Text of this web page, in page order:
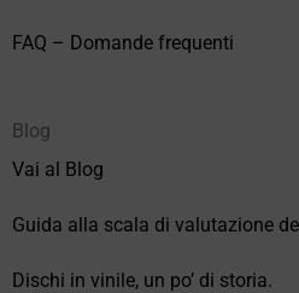
FAQ – Domande frequenti
Blog
Vai al Blog
Guida alla scala di valutazione
Dischi in vinile, un po’ di storia.